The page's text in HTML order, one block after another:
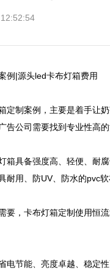
案例|源头led卡布灯箱费
定制案例，主要是着手
告公司需要找到专业性高
箱具备强度高、轻便、
耐用、防UV、防水的pvc
要，卡布灯箱定制使用
电节能、亮度卓越、稳定